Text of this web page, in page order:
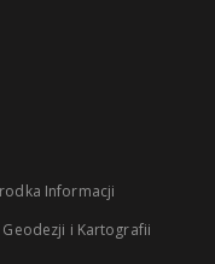
Informacji
Geodezji i Kartografii